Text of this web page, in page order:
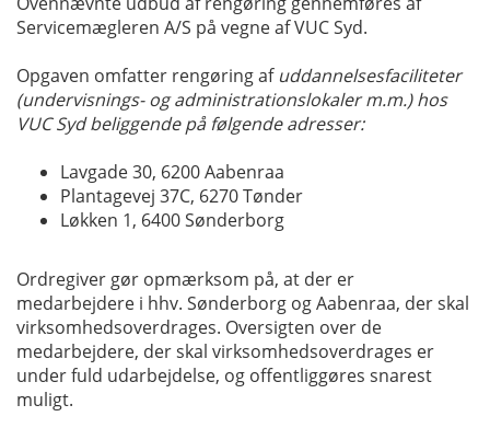
Servicemægleren A/S på vegne af VUC Syd.
Opgaven omfatter rengøring af uddannelsesfaciliteter
(undervisnings- og administrationslokaler m.m.) hos
VUC Syd beliggende på følgende adresser:
Lavgade 30, 6200 Aabenraa
Plantagevej 37C, 6270 Tønder
Løkken 1, 6400 Sønderborg
Ordregiver gør opmærksom på, at der er
medarbejdere i hhv. Sønderborg og Aabenraa, der skal
virksomhedsoverdrages. Oversigten over de
medarbejdere, der skal virksomhedsoverdrages er
under fuld udarbejdelse, og offentliggøres snarest
muligt.